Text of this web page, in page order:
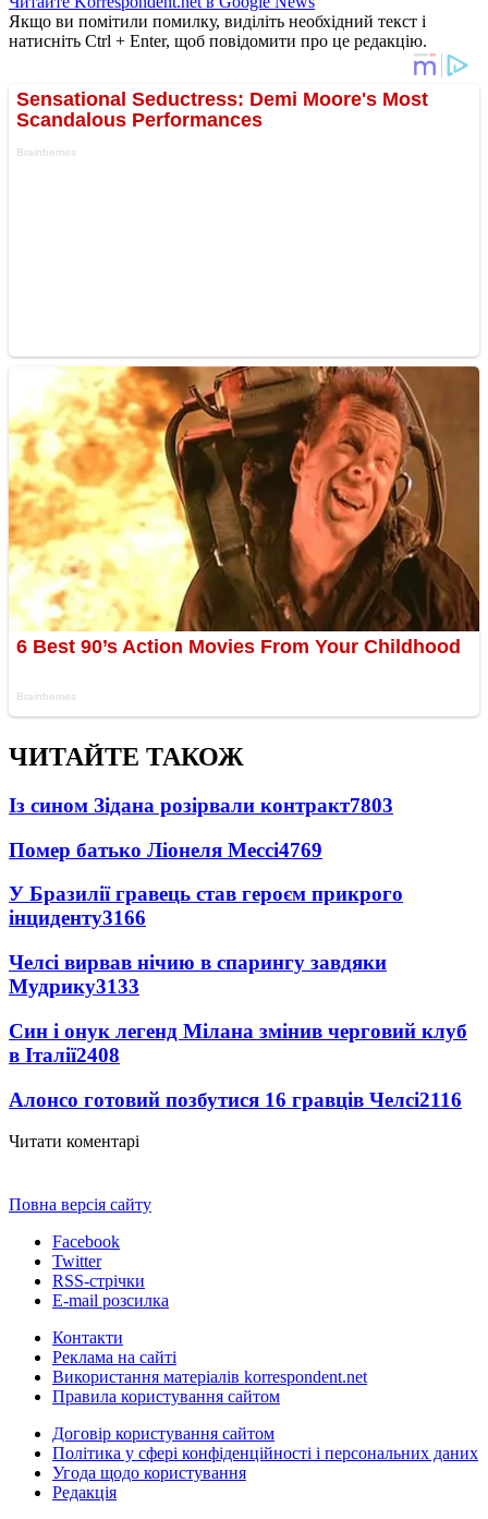
Якщо ви помітили помилку, виділіть необхідний текст і
натисніть Ctrl + Enter, щоб повідомити про це редакцію.
ЧИТАЙТЕ ТАКОЖ
Із сином Зідана розірвали контракт7803
Помер батько Ліонеля Мессі4769
У Бразилії гравець став героєм прикрого
інциденту3166
Челсі вирвав нічию в спарингу завдяки
Мудрику3133
Син і онук легенд Мілана змінив черговий клуб
в Італії2408
Алонсо готовий позбутися 16 гравців Челсі2116
Читати коментарі
Повна версія сайту
Facebook
Twitter
RSS-стрічки
E-mail розсилка
Контакти
Реклама на сайті
Використання матеріалів korrespondent.net
Правила користування сайтом
Договір користування сайтом
Політика у сфері конфіденційності і персональних даних
Угода щодо користування
Редакція